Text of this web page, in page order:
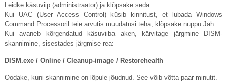
Leidke käsuviip (administraator) ja klõpsake seda.
Kui UAC (User Access Control) küsib kinnitust, et lubada Windows
Command Processoril teie arvutis muudatusi teha, klõpsake nuppu Jah.
Kui avaneb kõrgendatud käsuviiba aken, käivitage järgmine DISM-
skannimine, sisestades järgmise rea:
DISM.exe/ Online / Cleanup-image / Restorehealth
Oodake, kuni skannimine on lõpule jõudnud. See võib võtta paar minutit.